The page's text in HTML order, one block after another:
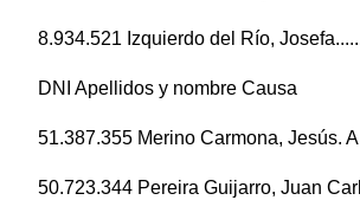
8.934.521 Izquierdo del Río,
DNI Apellidos y nombre Causa
51.387.355 Merino Carmona, Jesús. A
50.723.344 Pereira Guijarro, Juan